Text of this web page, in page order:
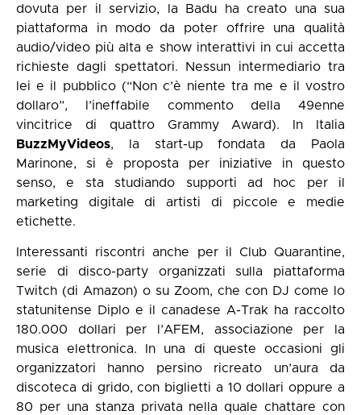
dovuta per il servizio, la Badu ha creato una sua
piattaforma in modo da poter offrire una qualità
audio/video più alta e show interattivi in cui accetta
richieste dagli spettatori. Nessun intermediario tra
lei e il pubblico (“Non c’è niente tra me e il vostro
dollaro”, l’ineffabile commento della 49enne
vincitrice di quattro Grammy Award). In Italia
BuzzMyVideos, la start-up fondata da Paola
Marinone, si è proposta per iniziative in questo
senso, e sta studiando supporti ad hoc per il
marketing digitale di artisti di piccole e medie
etichette.
Interessanti riscontri anche per il Club Quarantine,
serie di disco-party organizzati sulla piattaforma
Twitch (di Amazon) o su Zoom, che con DJ come lo
statunitense Diplo e il canadese A-Trak ha raccolto
180.000 dollari per l’AFEM, associazione per la
musica elettronica. In una di queste occasioni gli
organizzatori hanno persino ricreato un’aura da
discoteca di grido, con biglietti a 10 dollari oppure a
80 per una stanza privata nella quale chattare con